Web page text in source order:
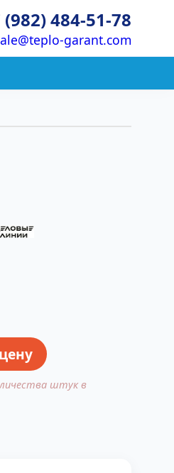
(982) 484-51-78
garant.com
штук в